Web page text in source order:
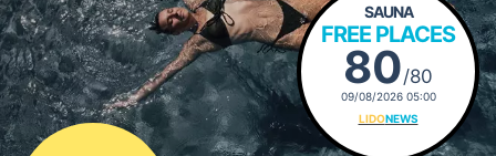
SAUNA
FREE PLACES
80/80
09/08/2026 05:00
LIDONEWS